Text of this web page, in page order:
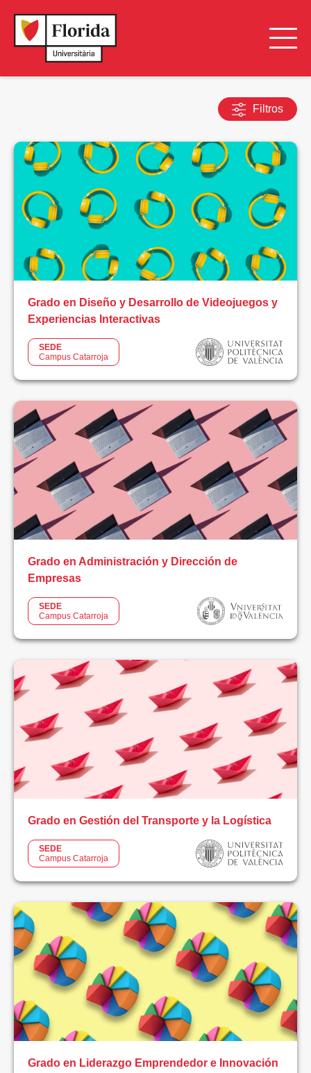
Filtros
BUSCAR
FORMACIÓN
Todos
Formativos
Grado
Universitario
Otros
Estudios
Postgrado
ÁREA
TEMÁTICA
Deporte
Educación
Ingeniería
Logística
Negocios
Sanidad
Videojuegos
MODALIDAD
Dual
Online
Presencial
Semipresencial
Grado en Diseño y Desarrollo de Videojuegos y
Experiencias Interactivas
SEDE
Campus Catarroja
Grado en Administración y Dirección de
Empresas
SEDE
Campus Catarroja
Grado en Gestión del Transporte y la Logística
SEDE
Campus Catarroja
Grado en Liderazgo Emprendedor e Innovación